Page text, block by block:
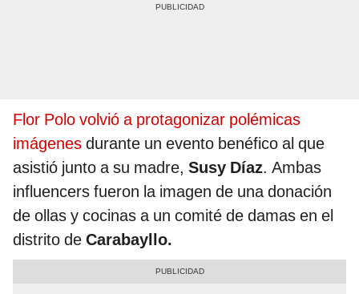
Flor Polo volvió a protagonizar polémicas
imágenes durante un evento benéfico al que
asistió junto a su madre, Susy Díaz. Ambas
influencers fueron la imagen de una donación
de ollas y cocinas a un comité de damas en el
distrito de Carabayllo.